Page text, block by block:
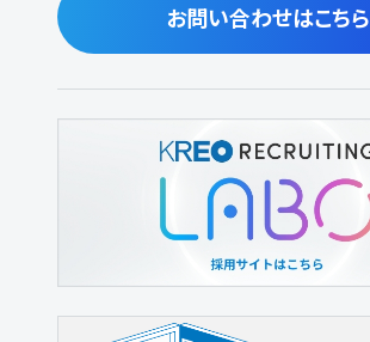
お問い合わせはこちら